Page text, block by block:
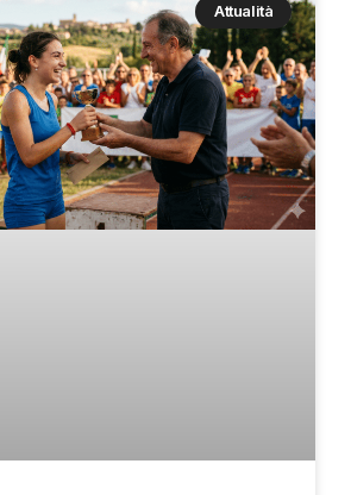
Attualità